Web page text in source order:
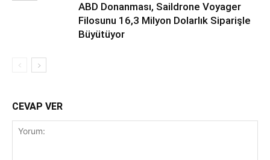
ABD Donanması, Saildrone Voyager
Filosunu 16,3 Milyon Dolarlık Siparişle
Büyütüyor
CEVAP VER